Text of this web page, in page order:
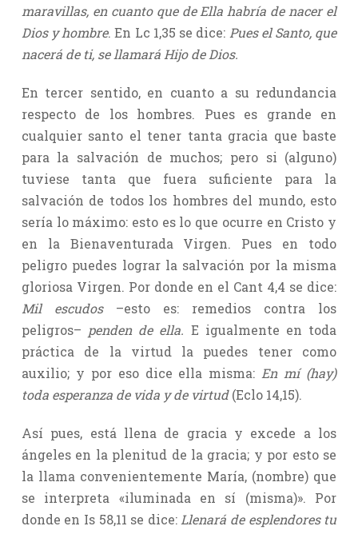
maravillas, en cuanto que de Ella habría de nacer el
Dios y hombre. En Lc 1,35 se dice: Pues el Santo, que
nacerá de ti, se llamará Hijo de Dios.
En tercer sentido, en cuanto a su redundancia
respecto de los hombres. Pues es grande en
cualquier santo el tener tanta gracia que baste
para la salvación de muchos; pero si (alguno)
tuviese tanta que fuera suficiente para la
salvación de todos los hombres del mundo, esto
sería lo máximo: esto es lo que ocurre en Cristo y
en la Bienaventurada Virgen. Pues en todo
peligro puedes lograr la salvación por la misma
gloriosa Virgen. Por donde en el Cant 4,4 se dice:
Mil escudos –esto es: remedios contra los
peligros– penden de ella. E igualmente en toda
práctica de la virtud la puedes tener como
auxilio; y por eso dice ella misma: En mí (hay)
toda esperanza de vida y de virtud(Eclo 14,15).
Así pues, está llena de gracia y excede a los
ángeles en la plenitud de la gracia; y por esto se
la llama convenientemente María, (nombre) que
se interpreta «iluminada en sí (misma)». Por
donde en Is 58,11 se dice: Llenará de esplendores tu